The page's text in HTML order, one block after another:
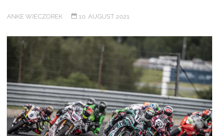
ANKE WIECZOREK 10. AUGUST 2021